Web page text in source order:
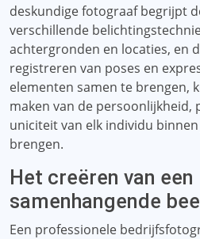
deskundige fotograaf begrijpt
verschillende
achtergronden en locaties, en
registreren van poses en
elementen samen te brengen,
maken van de persoonlijkheid,
uniciteit van elk individu
brengen.
Het creëren van een
samenhangende
Een professionele